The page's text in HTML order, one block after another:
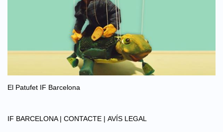
El Patufet IF Barcelona
IF BARCELONA | CONTACTE | AVÍS LEGAL